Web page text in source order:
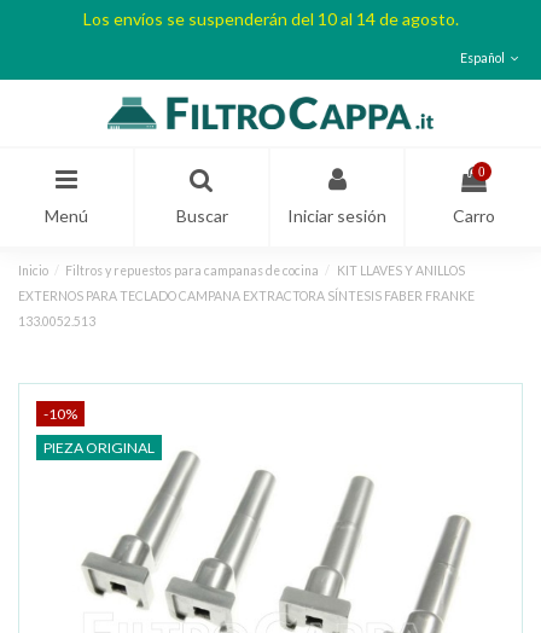
Los envíos se suspenderán del 10 al 14 de agosto.
Español
Menú Buscar Iniciar sesión
0
Carro
Inicio Filtros y repuestos para campanas de cocina
KIT LLAVES Y ANILLOS
EXTERNOS PARA TECLADO CAMPANA EXTRACTORA SÍNTESIS FABER FRANKE
133.0052.513
-10%
PIEZA ORIGINAL